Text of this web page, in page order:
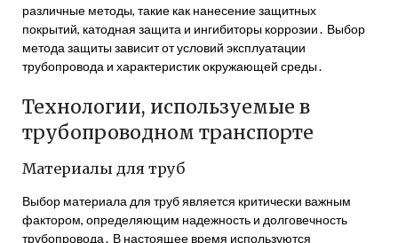
различные методы, такие как нанесение защитных
покрытий, катодная защита и ингибиторы коррозии․ Выбор
метода защиты зависит от условий эксплуатации
трубопровода и характеристик окружающей среды․
Технологии, используемые в
трубопроводном транспорте
Материалы для труб
Выбор материала для труб является критически важным
фактором, определяющим надежность и долговечность
трубопровода․ В настоящее время используются